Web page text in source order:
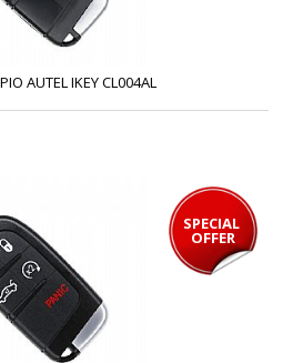
AUTEL IKEY CL004AL
SPECIAL
OFFER